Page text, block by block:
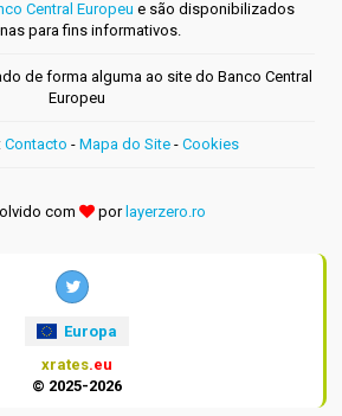
Central Europeu e são disponibilizados
para fins informativos.
de forma alguma ao site do Banco Central
Europeu
Contacto - Mapa do Site - Cookies
com por layerzero.ro
Europa
xrates.eu
© 2025-2026